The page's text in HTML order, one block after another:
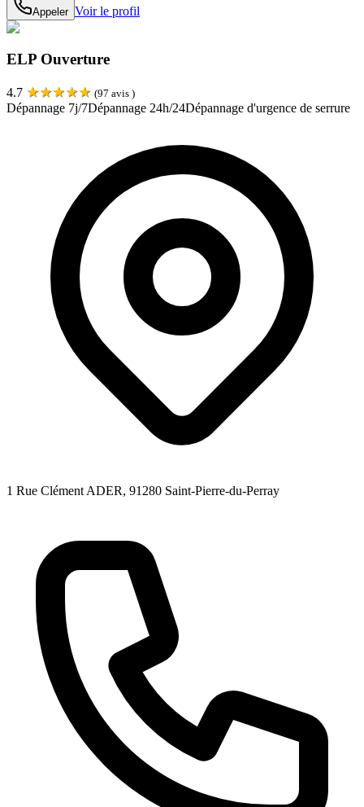
Appeler Voir le profil
ELP Ouverture
4.7 ★★★★★ (97 avis )
Dépannage 7j/7Dépannage 24h/24Dépannage d'urgence de serrure
1 Rue Clément ADER, 91280 Saint-Pierre-du-Perray